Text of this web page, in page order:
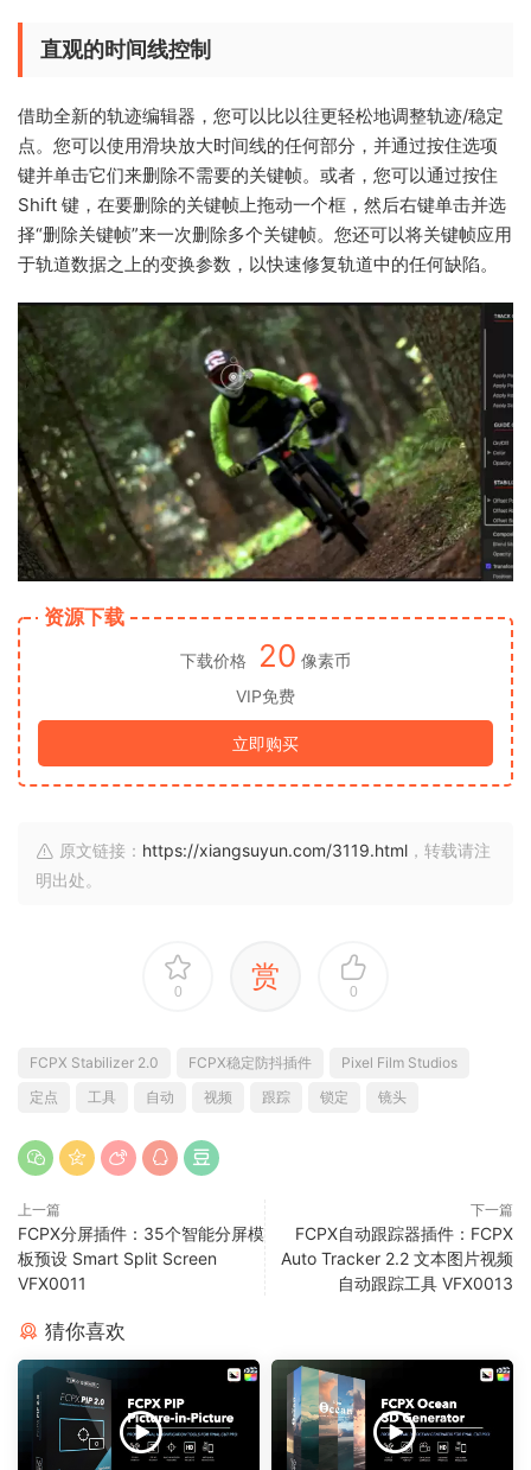
直观的时间线控制
借助全新的轨迹编辑器，您可以比以往更轻松地调整轨迹/稳定
点。您可以使用滑块放大时间线的任何部分，并通过按住选项
键并单击它们来删除不需要的关键帧。或者，您可以通过按住
Shift 键，在要删除的关键帧上拖动一个框，然后右键单击并选
择“删除关键帧”来一次删除多个关键帧。您还可以将关键帧应用
于轨道数据之上的变换参数，以快速修复轨道中的任何缺陷。
资源下载
下载价格 20 像素币
VIP免费
立即购买
原文链接： https://xiangsuyun.com/3119.html ，转载请注
明出处。
0 赏 0
FCPX Stabilizer 2.0 FCPX稳定防抖插件
Pixel Film Studios
定点
工具 自动 视频 跟踪 锁定 镜头
上一篇
FCPX分屏插件：35个智能分屏模
板预设 Smart Split Screen
VFX0011
下一篇
FCPX自动跟踪器插件：FCPX
Auto Tracker 2.2 文本图片视频
自动跟踪工具 VFX0013
猜你喜欢